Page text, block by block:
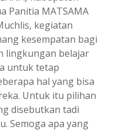
Panitia MATSAMA
kegiatan
kesempatan bagi
lingkungan belajar
untuk tetap
hal yang bisa
Untuk itu pilihan
disebutkan tadi
Semoga apa yang